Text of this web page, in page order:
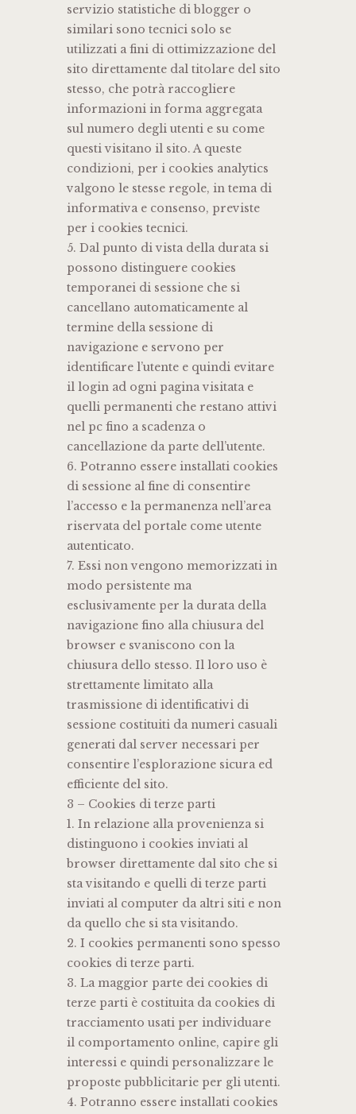
servizio statistiche di blogger o
similari sono tecnici solo se
utilizzati a fini di ottimizzazione del
sito direttamente dal titolare del sito
stesso, che potrà raccogliere
informazioni in forma aggregata
sul numero degli utenti e su come
questi visitano il sito. A queste
condizioni, per i cookies analytics
valgono le stesse regole, in tema di
informativa e consenso, previste
per i cookies tecnici.
5. Dal punto di vista della durata si
possono distinguere cookies
temporanei di sessione che si
cancellano automaticamente al
termine della sessione di
navigazione e servono per
identificare l’utente e quindi evitare
il login ad ogni pagina visitata e
quelli permanenti che restano attivi
nel pc fino a scadenza o
cancellazione da parte dell’utente.
6. Potranno essere installati cookies
di sessione al fine di consentire
l’accesso e la permanenza nell’area
riservata del portale come utente
autenticato.
7. Essi non vengono memorizzati in
modo persistente ma
esclusivamente per la durata della
navigazione fino alla chiusura del
browser e svaniscono con la
chiusura dello stesso. Il loro uso è
strettamente limitato alla
trasmissione di identificativi di
sessione costituiti da numeri casuali
generati dal server necessari per
consentire l’esplorazione sicura ed
efficiente del sito.
3 – Cookies di terze parti
1. In relazione alla provenienza si
distinguono i cookies inviati al
browser direttamente dal sito che si
sta visitando e quelli di terze parti
inviati al computer da altri siti e non
da quello che si sta visitando.
2. I cookies permanenti sono spesso
cookies di terze parti.
3. La maggior parte dei cookies di
terze parti è costituita da cookies di
tracciamento usati per individuare
il comportamento online, capire gli
interessi e quindi personalizzare le
proposte pubblicitarie per gli utenti.
4. Potranno essere installati cookies